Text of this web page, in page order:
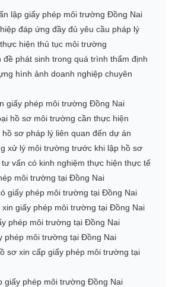
lập giấy phép môi trường Đồng Nai
đáp ứng đầy đủ yêu cầu pháp lý
hiện thủ tục môi trường
đề phát sinh trong quá trình thẩm định
hình ảnh doanh nghiệp chuyên
giấy phép môi trường Đồng Nai
hồ sơ môi trường cần thực hiện
sơ pháp lý liên quan đến dự án
xử lý môi trường trước khi lập hồ sơ
vấn có kinh nghiệm thực hiện thực tế
môi trường tại Đồng Nai
giấy phép môi trường tại Đồng Nai
giấy phép môi trường tại Đồng Nai
phép môi trường tại Đồng Nai
phép môi trường tại Đồng Nai
sơ xin cấp giấy phép môi trường tại
giấy phép môi trường Đồng Nai